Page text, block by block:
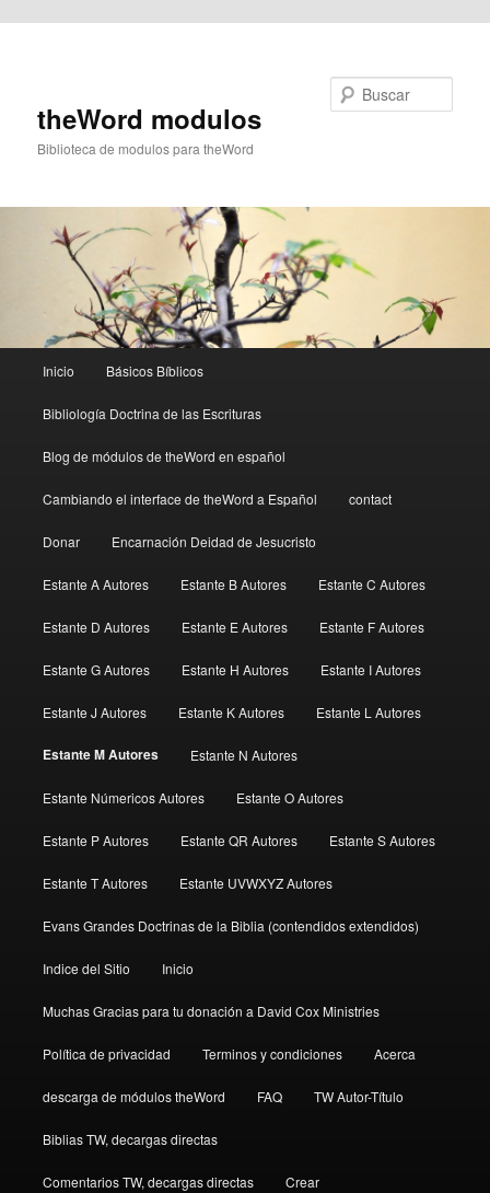
theWord modulos
Biblioteca de modulos para theWord
principal
Inicio Básicos Bíblicos
Bibliología Doctrina de las Escrituras
Blog de módulos de theWord en español
Cambiando el interface de theWord a Español contact
Donar Encarnación Deidad de Jesucristo
Estante A Autores Estante B Autores Estante C Autores
Estante D Autores Estante E Autores Estante F Autores
Estante G Autores Estante H Autores Estante I Autores
Estante J Autores Estante K Autores Estante L Autores
Estante M Autores Estante N Autores
Estante Númericos Autores Estante O Autores
Estante P Autores Estante QR Autores Estante S Autores
Estante T Autores Estante UVWXYZ Autores
Evans Grandes Doctrinas de la Biblia (contendidos extendidos)
Indice del Sitio Inicio
Muchas Gracias para tu donación a David Cox Ministries
Política de privacidad Terminos y condiciones Acerca
descarga de módulos theWord FAQ TW Autor-Título
Biblias TW, decargas directas
Comentarios TW, decargas directas Crear